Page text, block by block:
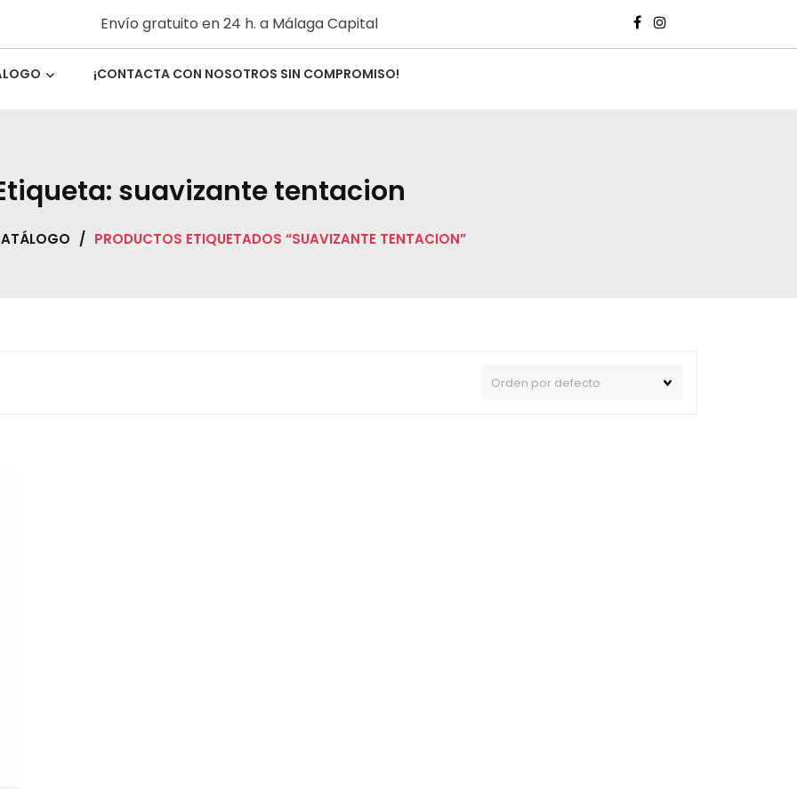
Envío gratuito en 24 h. a Málaga Capital
¡CONTACTA CON NOSOTROS SIN COMPROMISO!
suavizante tentacion
/ PRODUCTOS ETIQUETADOS “SUAVIZANTE TENTACION”